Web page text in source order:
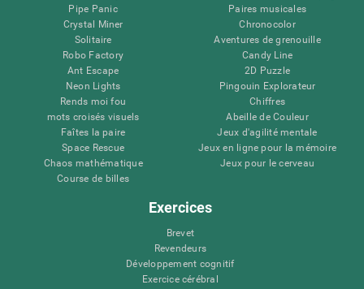
Pipe Panic
Crystal Miner
Solitaire
Robo Factory
Ant Escape
Neon Lights
Rends moi fou
mots croisés visuels
Faîtes la paire
Space Rescue
Chaos mathématique
Course de billes
Paires musicales
Chronocolor
Aventures de grenouille
Candy Line
2D Puzzle
Pingouin Explorateur
Chiffres
Abeille de Couleur
Jeux d'agilité mentale
Jeux en ligne pour la mémoire
Jeux pour le cerveau
Exercices
Brevet
Revendeurs
Développement cognitif
Exercice cérébral